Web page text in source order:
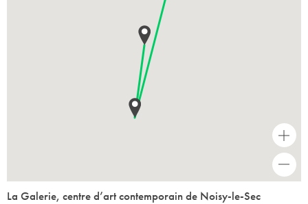
+
La Galerie, centre d’art contemporain de Noisy-le-Sec